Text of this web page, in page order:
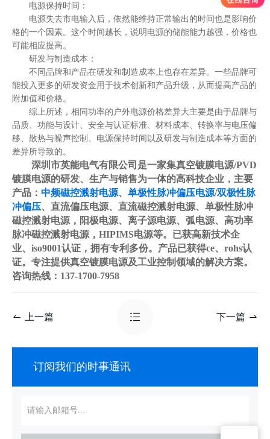
电源保持时间：
电源失去市电输入后，依然能维持正常输出的时间也是影响价
格的一个因素。这个时间越长，说明电源的储能能力越强，价格也
可能相应提高。
研发与制造成本：
不同品牌和产品在研发和制造成本上也存在差异。一些品牌可
能投入更多的研发资金用于技术创新和产品升级，从而提高产品的
附加值和价格。
综上所述，相同功率的户外电源价格差异大主要是由于品牌与
品质、功能与设计、安全与认证标准、材料成本、转换率与电压偏
移、散热与噪声控制、电源保持时间以及研发与制造成本等方面的
差异所导致的。
深圳市英能电气有限公司是一家集真空镀膜电源/PVD
镀膜电源的研发、生产与销售为一体的高科技企业，主要
产品： 中频磁控溅射电源、 单极性脉冲偏压电源/双极性脉
冲偏压、直流偏压电源、直流磁控溅射电源、单极性脉冲
磁控溅射电源，阳极电源、离子源电源、弧电源、高功率
脉冲磁控溅射电源，HIPIMS电源等。已获高新技术企
业、iso9001认证，拥有专利多份。产品已获得ce、rohs认
证。专注提供真空镀膜电源及工业控制领域的解决方案。
咨询热线：137-1700-7958
上一篇 下一篇
订阅我们的时事通讯